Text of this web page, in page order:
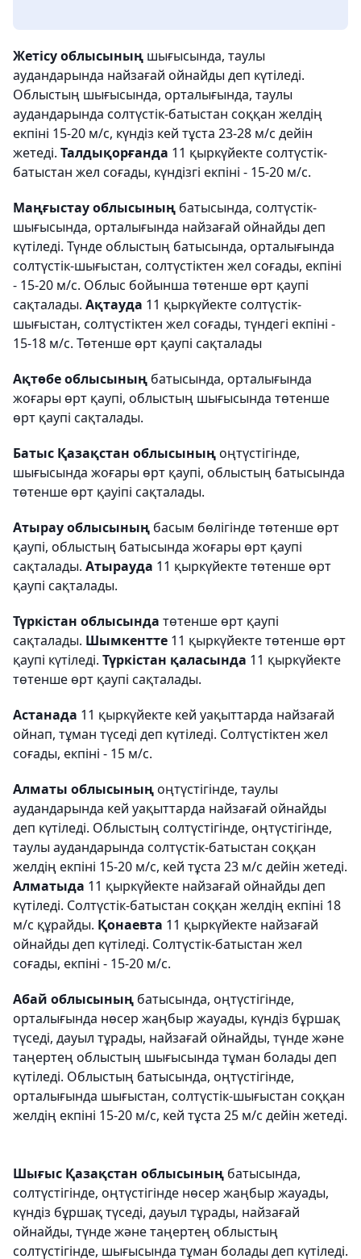
Жетісу облысының шығысында, таулы
аудандарында найзағай ойнайды деп күтіледі.
Облыстың шығысында, орталығында, таулы
аудандарында солтүстік-батыстан соққан желдің
екпіні 15-20 м/с, күндіз кей тұста 23-28 м/с дейін
жетеді. Талдықорғанда 11 қыркүйекте солтүстік-
батыстан жел соғады, күндізгі екпіні - 15-20 м/с.
Маңғыстау облысының батысында, солтүстік-
шығысында, орталығында найзағай ойнайды деп
күтіледі. Түнде облыстың батысында, орталығында
солтүстік-шығыстан, солтүстіктен жел соғады, екпіні
- 15-20 м/с. Облыс бойынша төтенше өрт қаупі
сақталады. Ақтауда 11 қыркүйекте солтүстік-
шығыстан, солтүстіктен жел соғады, түндегі екпіні -
15-18 м/с. Төтенше өрт қаупі сақталады
Ақтөбе облысының батысында, орталығында
жоғары өрт қаупі, облыстың шығысында төтенше
өрт қаупі сақталады.
Батыс Қазақстан облысыныңоңтүстігінде,
шығысында жоғары өрт қаупі, облыстың батысында
төтенше өрт қауіпі сақталады.
Атырау облысының басым бөлігінде төтенше өрт
қаупі, облыстың батысында жоғары өрт қаупі
сақталады. Атырауда 11 қыркүйекте төтенше өрт
қаупі сақталады.
Түркістан облысында төтенше өрт қаупі
сақталады. Шымкентте 11 қыркүйекте төтенше өрт
қаупі күтіледі. Түркістан қаласында 11 қыркүйекте
төтенше өрт қаупі сақталады.
Астанада 11 қыркүйекте кей уақыттарда найзағай
ойнап, тұман түседі деп күтіледі. Солтүстіктен жел
соғады, екпіні - 15 м/с.
Алматы облысыныңоңтүстігінде, таулы
аудандарында кей уақыттарда найзағай ойнайды
деп күтіледі. Облыстың солтүстігінде, оңтүстігінде,
таулы аудандарында солтүстік-батыстан соққан
желдің екпіні 15-20 м/с, кей тұста 23 м/с дейін жетеді.
Алматыда 11 қыркүйекте найзағай ойнайды деп
күтіледі. Солтүстік-батыстан соққан желдің екпіні 18
м/с құрайды. Қонаевта 11 қыркүйекте найзағай
ойнайды деп күтіледі. Солтүстік-батыстан жел
соғады, екпіні - 15-20 м/с.
Абай облысының батысында, оңтүстігінде,
орталығында нөсер жаңбыр жауады, күндіз бұршақ
түседі, дауыл тұрады, найзағай ойнайды, түнде және
таңертең облыстың шығысында тұман болады деп
күтіледі. Облыстың батысында, оңтүстігінде,
орталығында шығыстан, солтүстік-шығыстан соққан
желдің екпіні 15-20 м/с, кей тұста 25 м/с дейін жетеді.
Шығыс Қазақстан облысының батысында,
солтүстігінде, оңтүстігінде нөсер жаңбыр жауады,
күндіз бұршақ түседі, дауыл тұрады, найзағай
ойнайды, түнде және таңертең облыстың
солтүстігінде, шығысында тұман болады деп күтіледі.